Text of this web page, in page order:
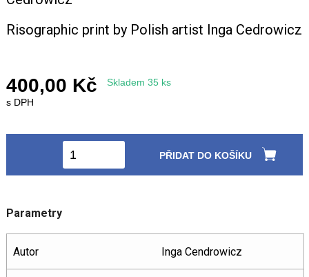
+420 771 147 600
info@pagefive.com
Risographic print by Polish artist Inga Cedrowicz
400,00 Kč
Skladem 35 ks
s DPH
PŘIDAT DO KOŠÍKU
Parametry
Autor Inga Cendrowicz